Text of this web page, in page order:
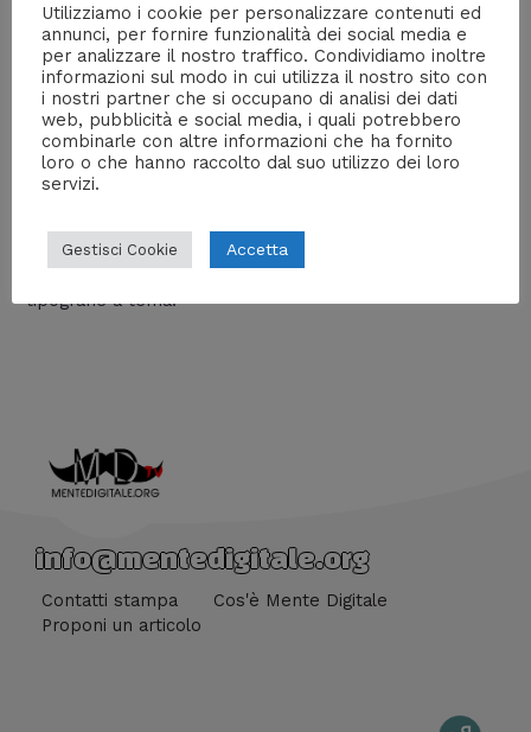
Astro Boy, la mostra in omaggio
ad Osamu Tezuka
Manga,Nerd World/ DiWilliam J
Una splendida mostra in onore di Osamu Tezuka, con
tipografie a tema.
info@mentedigitale.org
Contatti stampa
Cos'è Mente Digitale
Proponi un articolo
Utilizziamo i cookie per personalizzare contenuti ed
annunci, per fornire funzionalità dei social media e
per analizzare il nostro traffico. Condividiamo inoltre
informazioni sul modo in cui utilizza il nostro sito con
i nostri partner che si occupano di analisi dei dati
web, pubblicità e social media, i quali potrebbero
combinarle con altre informazioni che ha fornito
loro o che hanno raccolto dal suo utilizzo dei loro
servizi.
Gestisci Cookie Accetta